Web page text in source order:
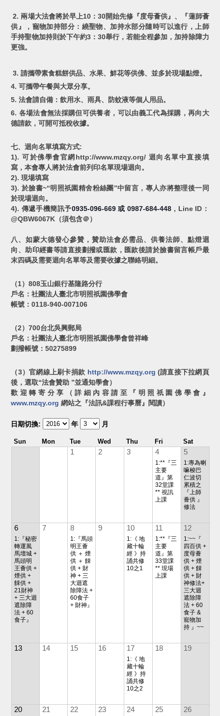
2. 兩場大法會將於早上10：30開始先修『度母薈供』、『蓮師薈
供』，寵物加持部分：繞聖物、加持水部分隨時可以進行，上師
手持聖物加持則於下午約3：30舉行，若能全程參加，加持除障力
更強。
3. 請攜帶素食糕餅供品、水果、鮮花等供佛、並多於現場點燈。
4. 可攜帶午餐與大眾分享。
5. 法會請自備：飲用水、雨具、防蚊液等個人用品。
6. 各場法會無法採購但可供養者，可以由義工代為採購，再向大
德請款，可開可抵稅收據。
七、迴向名單填寫方式:
1). 可於佛學會官網http://www.mzqy.org/ 迴向名單中直接填
寫，本會專人將於法會前列印名單現場迴向。
2). 現場填寫
3). 於臉書~“明照祇園精舍粉絲團”中留言，專人亦將整理後一同
於現場迴向。
4). 傳遞手機簡訊予0935-096-669或 0987-684-448 , Line ID：
@QBW6067K（須包含＠）
八、如蒙大德發心參贊，贊助法會必需品、供養法師、點燈迴
向、助印經書等請直接劃撥或匯款，匯款後請於臉書留言帳戶最
末四碼及需要迴向名單等及需要收據之聯絡明細。
（1）808玉山銀行基隆路分行
戶名：社團法人臺北市明照祇園佛學會
帳號：0118-940-007106
（2）700台北吳興郵局
戶名：社團法人臺北市明照祇園佛學會曾祥峰
劃撥帳號：50275899
（3）官網線上刷卡捐款 http://www.mzqy.org (請直接下拉網頁
後，選取“法會贊助 ”並通知學會）
歡迎轉寄分享（詳細內容請至『明照祇園佛學會』
www.mzqy.org 網站之『法訊&課程行事曆』閱讀）
日期切換: 年 月
Sun Mon Tue Wed Thu Fri Sat
1 2 3 4
1:**『三
主要
道』第
32堂課
** 視訊
上課
5
1:專為喇
嘛梭巴
仁波切
累積之
『上師
薈供 』
修法
6
1:『秘密
轉運風
馬壇城 +
馬頭明
王薈供 +
煙供 +
餗供 +
21財神
+ 三大迴
遮除障
法 + 60
食子』
7 8
1:『馬頭
明王薈
供 ＋ 煙
供 ＋ 餗
供 + 財
神 + 三
大迴遮
除障法 +
60食子
+ 財神』
9 10
1:《 地
藏十輪
經 》持
誦共修
10之1
11
1:**『三
主要
道』第
33堂課
** 現場
上課
12
1:~~『
四百供 +
度母薈
供 + 煙
供 + 餗
供 + 財
神修法+
三大迴
遮除障
法 + 60
食子 &
寵物加
持 』~~
13 14 15 16 17
1:《 地
藏十輪
經 》持
誦共修
10之2
18 19
20 21 22 23 24 25 26